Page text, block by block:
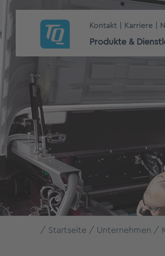
Kontakt Karriere
Produkte &
Startseite Unternehmen